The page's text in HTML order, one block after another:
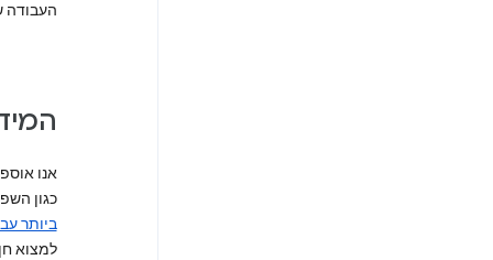
העבודה
אנו
כגון
ביותר
למצוא